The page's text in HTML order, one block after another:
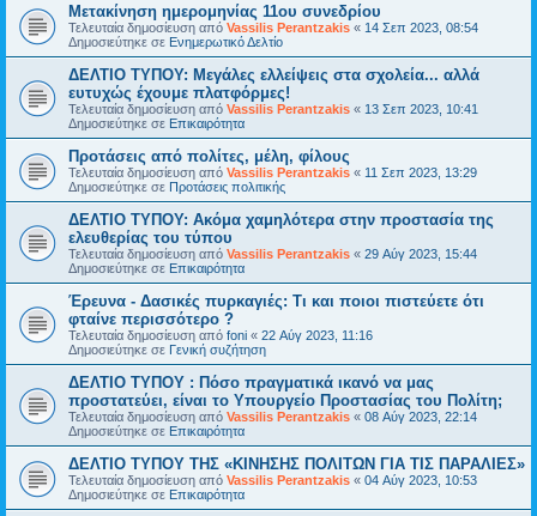
Μετακίνηση ημερομηνίας 11ου συνεδρίου
Τελευταία δημοσίευση από Vassilis Perantzakis « 14 Σεπ 2023, 08:54
Δημοσιεύτηκε σε Ενημερωτικό Δελτίο
ΔΕΛΤΙΟ ΤΥΠΟΥ: Μεγάλες ελλείψεις στα σχολεία... αλλά
ευτυχώς έχουμε πλατφόρμες!
Τελευταία δημοσίευση από Vassilis Perantzakis « 13 Σεπ 2023, 10:41
Δημοσιεύτηκε σε Επικαιρότητα
Προτάσεις από πολίτες, μέλη, φίλους
Τελευταία δημοσίευση από Vassilis Perantzakis « 11 Σεπ 2023, 13:29
Δημοσιεύτηκε σε Προτάσεις πολιτικής
ΔΕΛΤΙΟ ΤΥΠΟΥ: Ακόμα χαμηλότερα στην προστασία της
ελευθερίας του τύπου
Τελευταία δημοσίευση από Vassilis Perantzakis « 29 Αύγ 2023, 15:44
Δημοσιεύτηκε σε Επικαιρότητα
Έρευνα - Δασικές πυρκαγιές: Τι και ποιοι πιστεύετε ότι
φταίνε περισσότερο ?
Τελευταία δημοσίευση από foni « 22 Αύγ 2023, 11:16
Δημοσιεύτηκε σε Γενική συζήτηση
ΔΕΛΤΙΟ ΤΥΠΟΥ : Πόσο πραγματικά ικανό να μας
προστατεύει, είναι το Υπουργείο Προστασίας του Πολίτη;
Τελευταία δημοσίευση από Vassilis Perantzakis « 08 Αύγ 2023, 22:14
Δημοσιεύτηκε σε Επικαιρότητα
ΔΕΛΤΙΟ ΤΥΠΟΥ ΤΗΣ «ΚΙΝΗΣΗΣ ΠΟΛΙΤΩΝ ΓΙΑ ΤΙΣ ΠΑΡΑΛΙΕΣ»
Τελευταία δημοσίευση από Vassilis Perantzakis « 04 Αύγ 2023, 10:53
Δημοσιεύτηκε σε Επικαιρότητα